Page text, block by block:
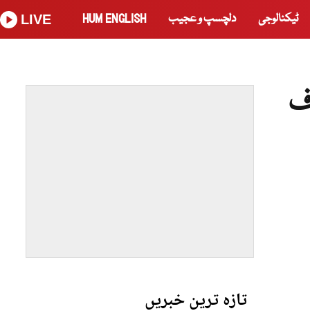
ٹیکنالوجی دلچسپ و عجیب HUM ENGLISH
LIVE
تازہ ترین خبریں